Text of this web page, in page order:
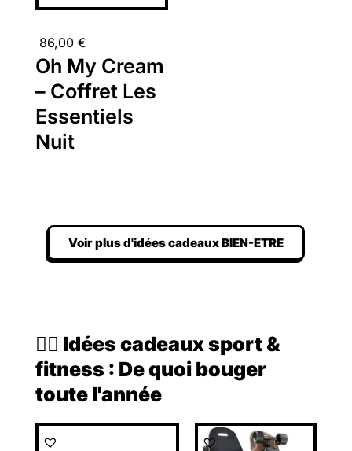
86,00 €
Oh My Cream
– Coffret Les
Essentiels
Nuit
Voir plus d'idées cadeaux BIEN-ETRE
🏃‍♀️ Idées cadeaux sport &
fitness : De quoi bouger
toute l'année